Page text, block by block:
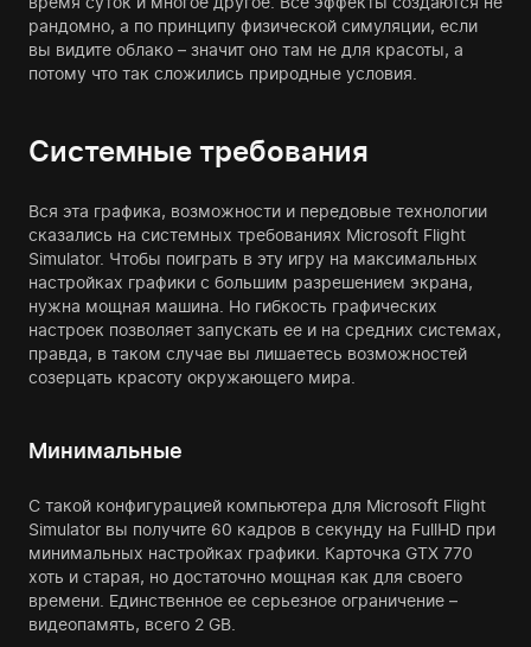
рандомно, а по принципу физической симуляции, если
вы видите облако – значит оно там не для красоты, а
потому что так сложились природные условия.
Системные требования
Вся эта графика, возможности и передовые технологии
сказались на системных требованиях Microsoft Flight
Simulator. Чтобы поиграть в эту игру на максимальных
настройках графики с большим разрешением экрана,
нужна мощная машина. Но гибкость графических
настроек позволяет запускать ее и на средних системах,
правда, в таком случае вы лишаетесь возможностей
созерцать красоту окружающего мира.
Минимальные
С такой конфигурацией компьютера для Microsoft Flight
Simulator вы получите 60 кадров в секунду на FullHD при
минимальных настройках графики. Карточка GTX 770
хоть и старая, но достаточно мощная как для своего
времени. Единственное ее серьезное ограничение –
видеопамять, всего 2 GB.